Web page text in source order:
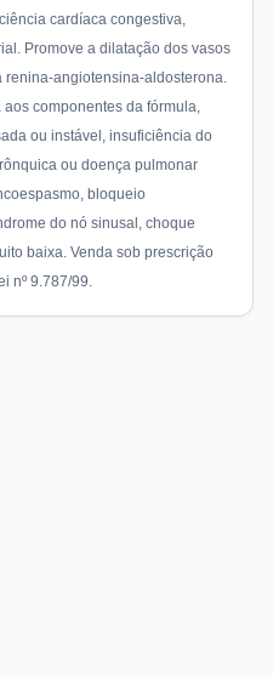
cardíaca congestiva,
Promove a dilatação dos vasos
angiotensina-aldosterona.
componentes da fórmula,
ou instável, insuficiência do
ou doença pulmonar
bloqueio
do nó sinusal, choque
baixa. Venda sob prescrição
nº 9.787/99.